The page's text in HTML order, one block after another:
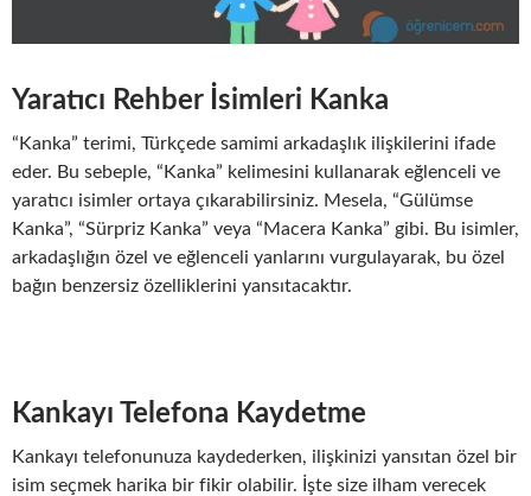
Yaratıcı Rehber İsimleri Kanka
“Kanka” terimi, Türkçede samimi arkadaşlık ilişkilerini ifade
eder. Bu sebeple, “Kanka” kelimesini kullanarak eğlenceli ve
yaratıcı isimler ortaya çıkarabilirsiniz. Mesela, “Gülümse
Kanka”, “Sürpriz Kanka” veya “Macera Kanka” gibi. Bu isimler,
arkadaşlığın özel ve eğlenceli yanlarını vurgulayarak, bu özel
bağın benzersiz özelliklerini yansıtacaktır.
Kankayı Telefona Kaydetme
Kankayı telefonunuza kaydederken, ilişkinizi yansıtan özel bir
isim seçmek harika bir fikir olabilir. İşte size ilham verecek